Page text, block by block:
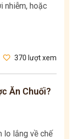
nhiễm, hoặc
370 lượt xem
Ăn Chuối?
lo lắng về chế